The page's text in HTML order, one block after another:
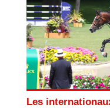
Les